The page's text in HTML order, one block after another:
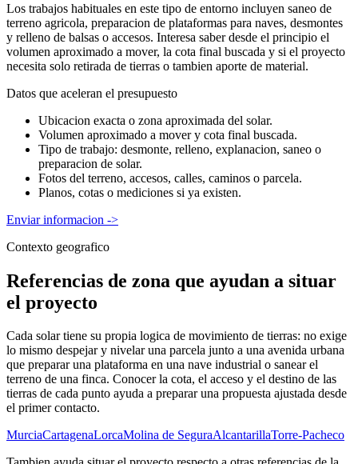
Los trabajos habituales en este tipo de entorno incluyen saneo de
terreno agricola, preparacion de plataformas para naves, desmontes
y relleno de balsas o accesos. Interesa saber desde el principio el
volumen aproximado a mover, la cota final buscada y si el proyecto
necesita solo retirada de tierras o tambien aporte de material.
Datos que aceleran el presupuesto
Ubicacion exacta o zona aproximada del solar.
Volumen aproximado a mover y cota final buscada.
Tipo de trabajo: desmonte, relleno, explanacion, saneo o
preparacion de solar.
Fotos del terreno, accesos, calles, caminos o parcela.
Planos, cotas o mediciones si ya existen.
Enviar informacion ->
Contexto geografico
Referencias de zona que ayudan a situar
el proyecto
Cada solar tiene su propia logica de movimiento de tierras: no exige
lo mismo despejar y nivelar una parcela junto a una avenida urbana
que preparar una plataforma en una nave industrial o sanear el
terreno de una finca. Conocer la cota, el acceso y el destino de las
tierras de cada punto ayuda a preparar una propuesta ajustada desde
el primer contacto.
MurciaCartagenaLorcaMolina de SeguraAlcantarillaTorre-Pacheco